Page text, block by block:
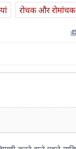
रोचक और रोमांचक